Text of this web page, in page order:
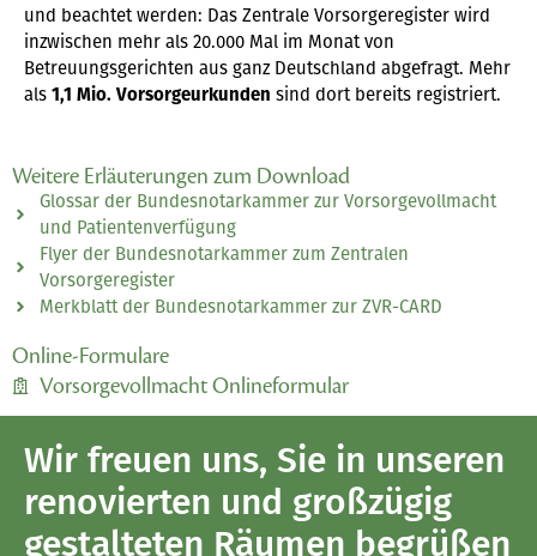
und beachtet werden: Das Zentrale Vorsorgeregister wird
inzwischen mehr als 20.000 Mal im Monat von
Betreuungsgerichten aus ganz Deutschland abgefragt. Mehr
als 1,1 Mio. Vorsorgeurkunden sind dort bereits registriert.
Weitere Erläuterungen zum Download
Glossar der Bundesnotarkammer zur Vorsorgevollmacht
und Patientenverfügung
Flyer der Bundesnotarkammer zum Zentralen
Vorsorgeregister
Merkblatt der Bundesnotarkammer zur ZVR-CARD
Online-Formulare
Vorsorgevollmacht Onlineformular
Wir freuen uns, Sie in unseren
renovierten und großzügig
gestalteten Räumen begrüßen